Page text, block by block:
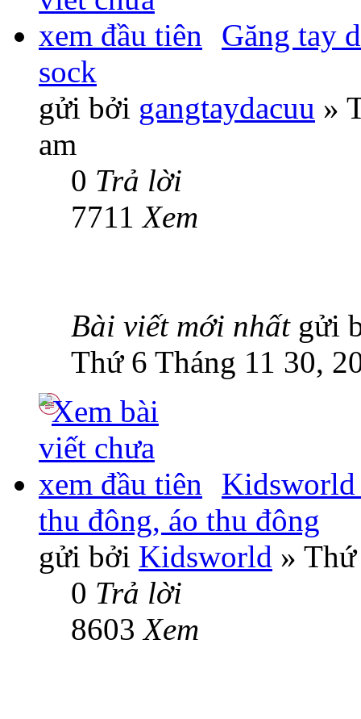
Găng tay
sock
gửi bởi gangtaydacuu »
am
0 Trả lời
7711Xem
Bài viết mới nhất gửi
Thứ 6 Tháng 11 30,
Kidsworld
thu đông, áo thu đông
gửi bởi Kidsworld »
0 Trả lời
8603Xem